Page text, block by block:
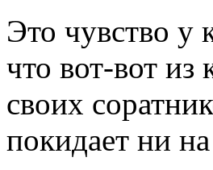
Это чувство у
что вот-вот из
своих
покидает ни